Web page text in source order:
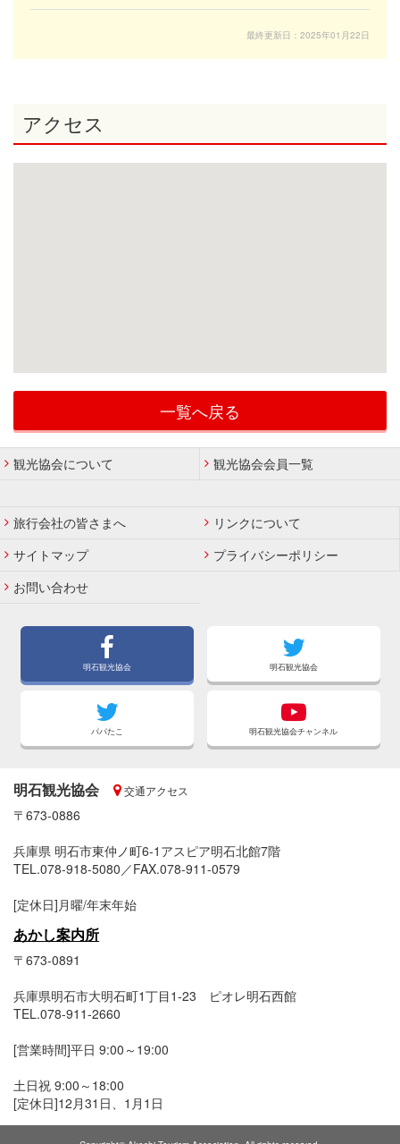
最終更新日：2025年01月22日
アクセス
一覧へ戻る
観光協会について 観光協会会員一覧
旅行会社の皆さまへ
リンクについて
サイトマップ
プライバシーポリシー
お問い合わせ
明石観光協会 明石観光協会
パパたこ 明石観光協会チャンネル
明石観光協会 交通アクセス
〒673-0886
兵庫県 明石市東仲ノ町6-1アスピア明石北館7階
TEL.078-918-5080／FAX.078-911-0579
[定休日]月曜/年末年始
あかし案内所
〒673-0891
兵庫県明石市大明石町1丁目1-23 ピオレ明石西館
TEL.078-911-2660
[営業時間]平日 9:00～19:00
土日祝 9:00～18:00
[定休日]12月31日、1月1日